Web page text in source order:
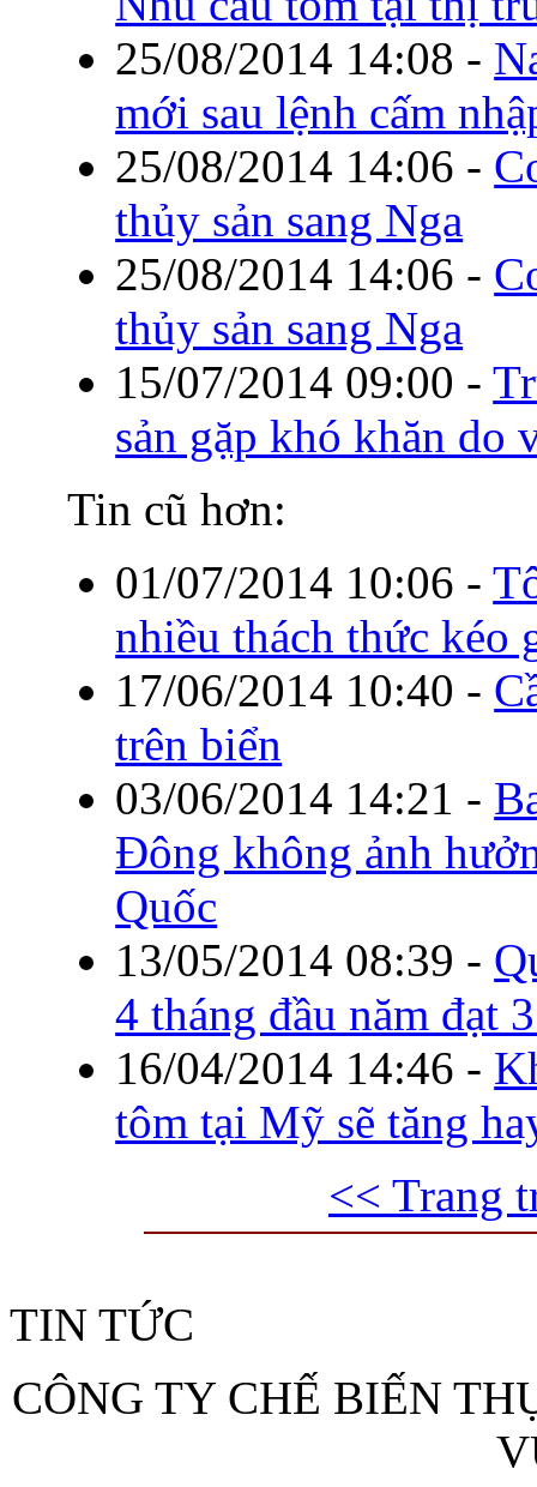
25/08/2014 14:08 -
mới sau lệnh cấm
25/08/2014 14:06 -
thủy sản sang Nga
25/08/2014 14:06 -
thủy sản sang Nga
15/07/2014 09:00 -
sản gặp khó khăn do
Tin cũ hơn:
01/07/2014 10:06 -
nhiều thách thức kéo
17/06/2014 10:40 -
trên biển
03/06/2014 14:21 -
Đông không ảnh
Quốc
13/05/2014 08:39 -
4 tháng đầu năm đạt
16/04/2014 14:46 -
tôm tại Mỹ sẽ tăng
<< Trang
TIN TỨC
CÔNG TY CHẾ BIẾN